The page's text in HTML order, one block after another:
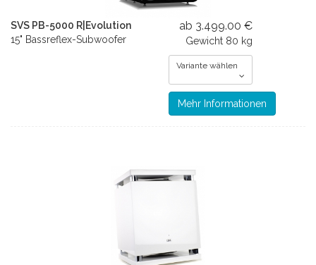
SVS PB-5000 R|Evolution
15" Bassreflex-Subwoofer
ab 3.499.00 €
Gewicht 80 kg
Variante wählen
Mehr Informationen